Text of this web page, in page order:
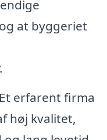
at byggeriet
Et erfarent firma
høj kvalitet,